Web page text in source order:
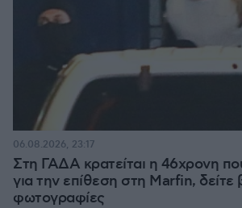
Στη ΓΑΔΑ κρατείται η 46χρονη
για την επίθεση στη Marfin, δείτε
φωτογραφίες
06.08.2026, 23:17